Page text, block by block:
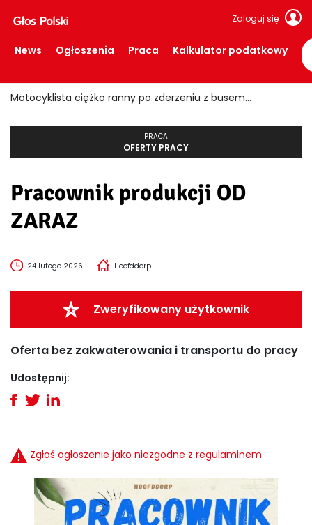
Zaloguj się
News Ogłoszenia Praca Kalkulator podatkowy
Motocyklista ciężko ranny po zderzeniu z busem
PRACA
OFERTY PRACY
Pracownik produkcji OD
ZARAZ
24 lutego 2026 Hoofddorp
Zweryfikowany użytkownik
Oferta bez zakwaterowania i transportu do pracy
Udostępnij:
Zgłoś ogłoszenie jako niezgodne z regulaminem